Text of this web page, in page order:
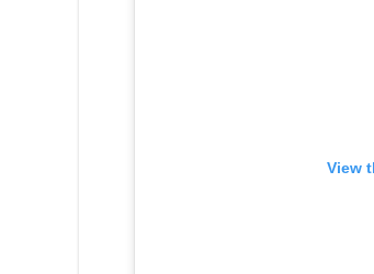
View